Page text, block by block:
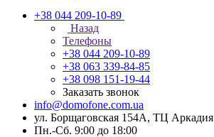
+38 044 209-10-89
Назад
Телефоны
+38 044 209-10-89
+38 063 339-84-85
+38 098 151-19-44
Заказать звонок
info@domofone.com.ua
ул. Борщаговская 154А, ТЦ Аркадия
Пн.-Сб. 9:00 до 18:00